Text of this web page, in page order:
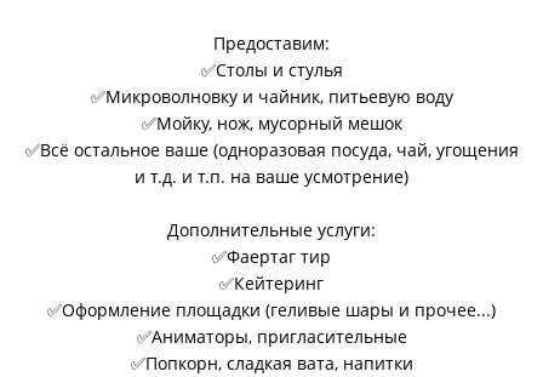
Предоставим:
✅Столы и стулья
✅Микроволновку и чайник, питьевую воду
✅Мойку, нож, мусорный мешок
✅Всё остальное ваше (одноразовая посуда, чай, угощения
и т.д. и т.п. на ваше усмотрение)
Дополнительные услуги:
✅Фаертаг тир
✅Кейтеринг
✅Оформление площадки (геливые шары и прочее...)
✅Аниматоры, пригласительные
✅Попкорн, сладкая вата, напитки